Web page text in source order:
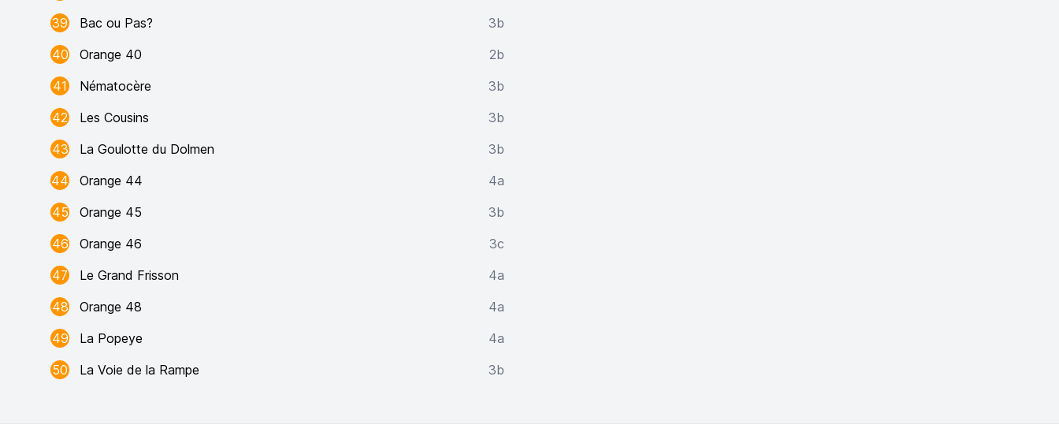
39
Bac ou Pas?
3b
40
Orange 40
2b
41
Nématocère
3b
42
Les Cousins
3b
43
La Goulotte du Dolmen
3b
44
Orange 44
4a
45
Orange 45
3b
46
Orange 46
3c
47
Le Grand Frisson
4a
48
Orange 48
4a
49
La Popeye
4a
50
La Voie de la Rampe 3b